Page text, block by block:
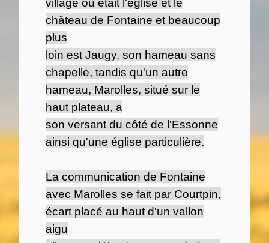
château de Fontaine et beaucoup
plus
loin est Jaugy, son hameau sans
chapelle, tandis qu'un autre
hameau, Marolles, situé sur le
haut plateau, a
son versant du côté de l'Essonne
ainsi qu'une église particulière.
La communication de Fontaine
avec Marolles se fait par Courtpin,
écart placé au haut d'un vallon
aigu